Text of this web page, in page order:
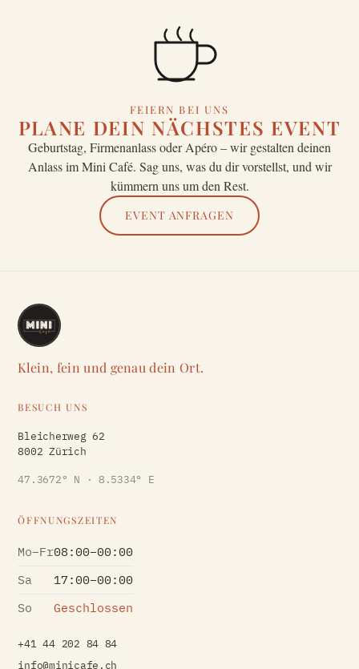
FEIERN BEI UNS
PLANE DEIN NÄCHSTES EVENT
Geburtstag, Firmenanlass oder Apéro – wir gestalten deinen
Anlass im Mini Café. Sag uns, was du dir vorstellst, und wir
kümmern uns um den Rest.
EVENT ANFRAGEN
Klein, fein und genau dein Ort.
BESUCH UNS
Bleicherweg 62
8002 Zürich
47.3672° N · 8.5334° E
ÖFFNUNGSZEITEN
Mo–Fr08:00–00:00
Sa
17:00–00:00
So
Geschlossen
+41 44 202 84 84
info@minicafe.ch